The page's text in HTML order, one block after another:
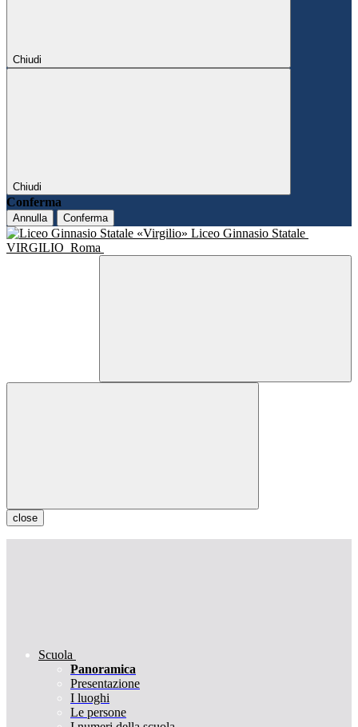
Chiudi
Chiudi
Conferma
Annulla Conferma
Liceo Ginnasio Statale
VIRGILIO Roma
close
Scuola
Panoramica
Presentazione
I luoghi
Le persone